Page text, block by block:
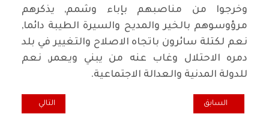
وخرجوا من مناصبهم بإباء وشمم, يذكرهم
مرؤوسوهم بالخير والمديح والسيرة الطيبة دائما,
نعم لكتلة سائرون باتجاه الاصلاح والتغيير في بلد
دمره الاحتلال وغاب عنه من يبني ويعمر, نعم
للدولة المدنية والعدالة الاجتماعية.
المقال السابق: تقارير " طريق الشعب" عن تظاهرات الجمعة 2 آذار 2018
السابق المقال التالي:
التالي